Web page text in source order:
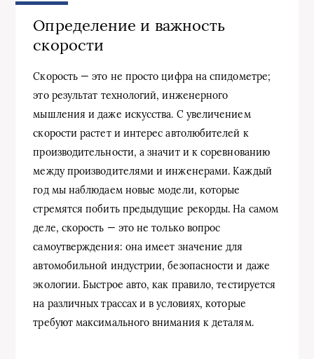
Определение и важность
скорости
Скорость — это не просто цифра на спидометре;
это результат технологий, инженерного
мышления и даже искусства. С увеличением
скорости растет и интерес автолюбителей к
производительности, а значит и к соревнованию
между производителями и инженерами. Каждый
год мы наблюдаем новые модели, которые
стремятся побить предыдущие рекорды. На самом
деле, скорость — это не только вопрос
самоутверждения: она имеет значение для
автомобильной индустрии, безопасности и даже
экологии. Быстрое авто, как правило, тестируется
на различных трассах и в условиях, которые
требуют максимального внимания к деталям.